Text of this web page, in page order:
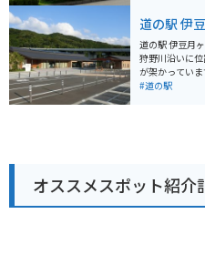
リングの拠点と
ます。 バイクで訪れる場合、道の駅には広い駐車場が完
備されているの
際の休憩スポットとし
に登録された
ている旧韮山代
道の駅 伊
道の駅 伊豆月
狩野川沿いに
が架かっています。 施設内には、地元産の新
果物を販売する
使った蕎麦や猪鍋な
月ヶ瀬は、バ
スも用意されて
す。 伊豆月ヶ瀬は、温泉地としても知られており、日帰
り温泉施設もあります。 雄大な自
#道の駅
オススメスポット紹介